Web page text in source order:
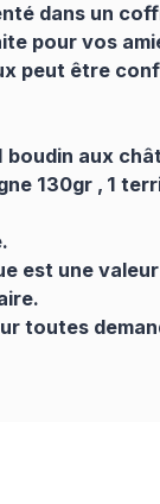
dans un
pour vos
peut être
aux
130gr , 1
est une
toutes